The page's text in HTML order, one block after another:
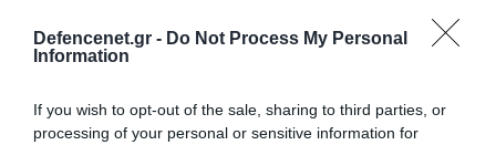
Defencenet.gr - Do Not Process My Personal
Information
If you wish to opt-out of the sale, sharing to third parties, or
processing of your personal or sensitive information for